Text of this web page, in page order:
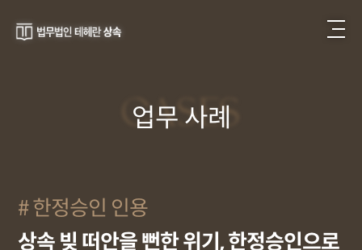
CASES
업무 사례
한정승인 인용
상속 빚 떠안을 뻔한 위기, 한정승인으로